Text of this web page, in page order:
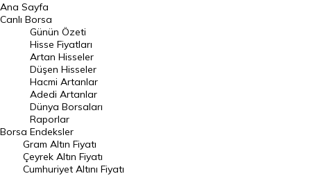
BIST 100 Hisseleri
En Çok Artan Hisseler
En Çok Düşen Hisseler
Hacmi Artanlar
Geçmiş Kapanışlar
Dünya Borsaları
Raporlar
Endeksler
Ana Sayfa
Canlı Borsa
Borsa
Günün Özeti
Hisse Fiyatları
Artan Hisseler
Düşen Hisseler
Hacmi Artanlar
Adedi Artanlar
Dünya Borsaları
Raporlar
Endeksler
Gram Altın Fiyatı
Çeyrek Altın Fiyatı
Cumhuriyet Altını Fiyatı